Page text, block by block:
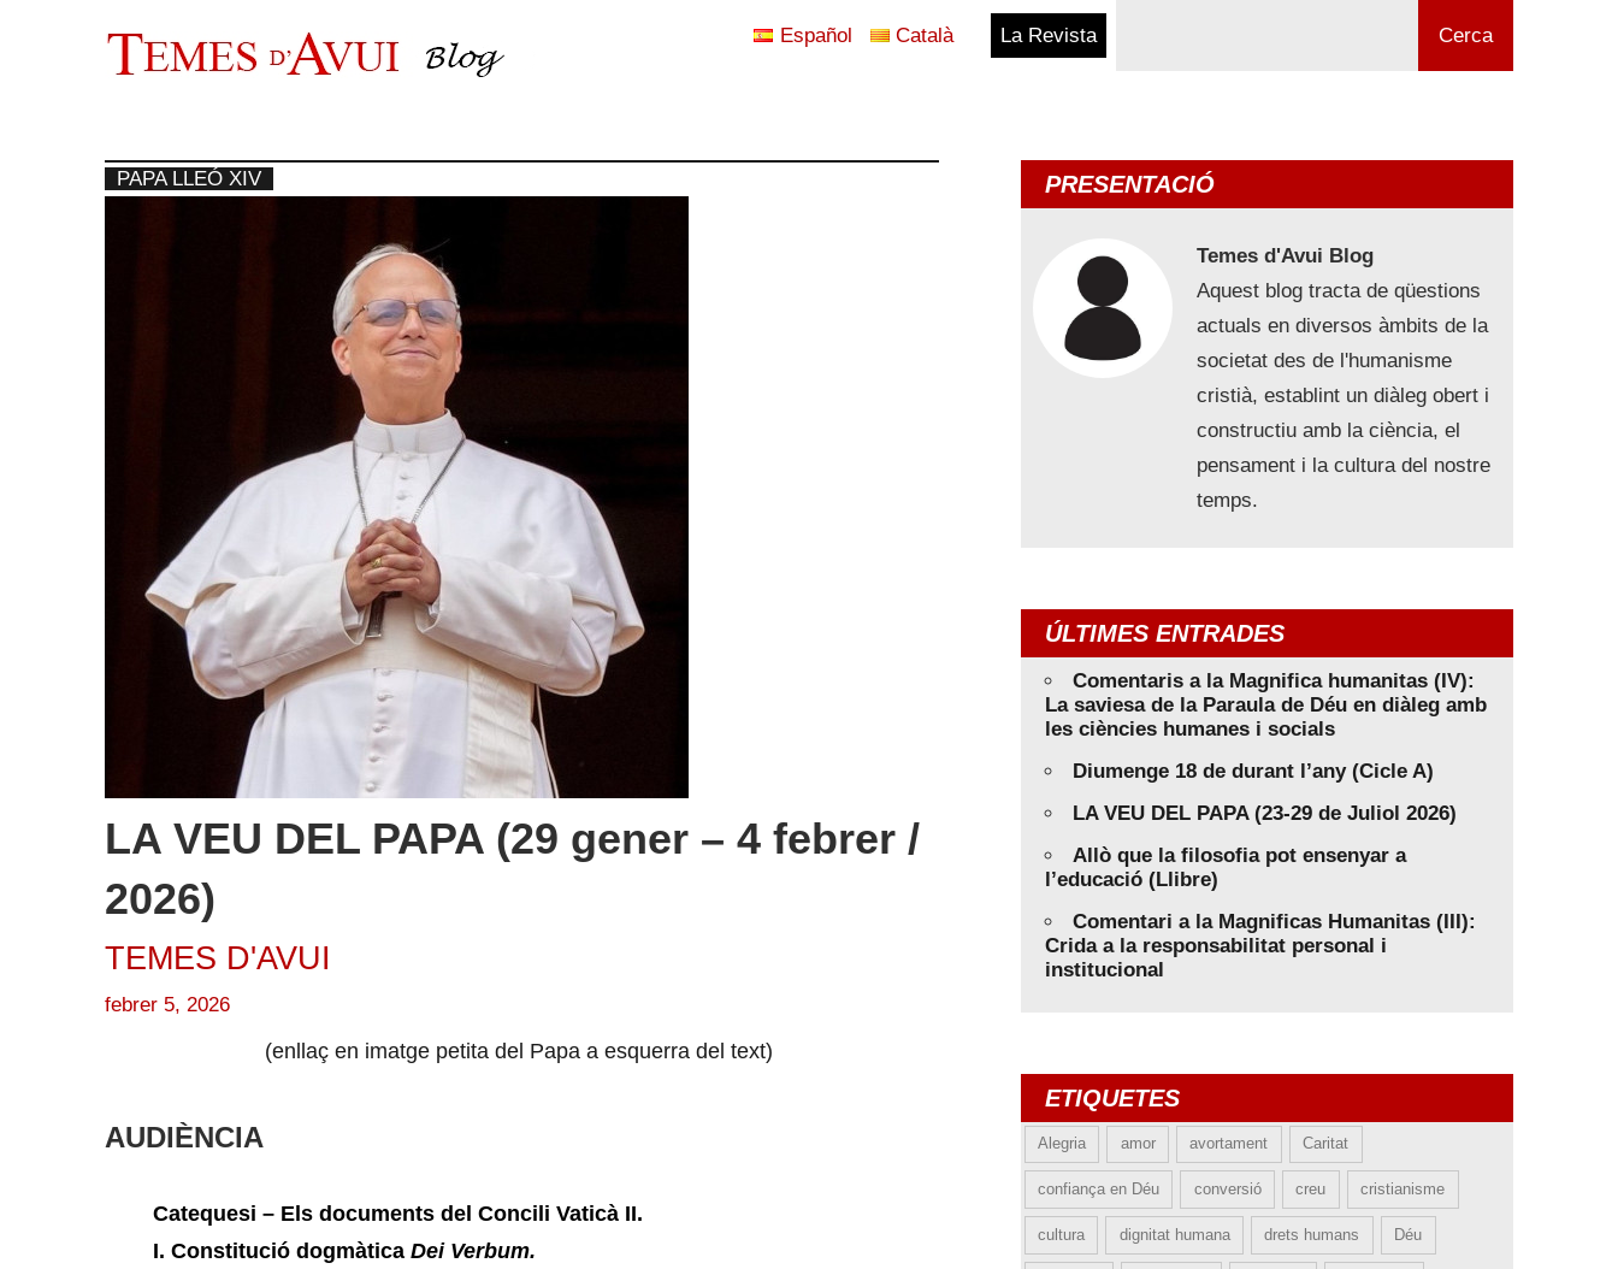
al
d'Avui
Cerca
Español Català La Revista
PAPA LLEÓ XIV
LA VEU DEL PAPA (29 gener – 4 febrer /
2026)
TEMES D'AVUI
febrer 5, 2026
(enllaç en imatge petita del Papa a esquerra del text)
AUDIÈNCIA
Catequesi – Els documents del Concili Vaticà II.
I. Constitució dogmàtica Dei Verbum.
PRESENTACIÓ
Temes d'Avui Blog
Aquest blog tracta de qüestions
actuals en diversos àmbits de la
societat des de l'humanisme
cristià, establint un diàleg obert i
constructiu amb la ciència, el
pensament i la cultura del nostre
temps.
ÚLTIMES ENTRADES
Comentaris a la Magnifica humanitas (IV):
La saviesa de la Paraula de Déu en diàleg amb
les ciències humanes i socials
Diumenge 18 de durant l’any (Cicle A)
LA VEU DEL PAPA (23-29 de Juliol 2026)
Allò que la filosofia pot ensenyar a
l’educació (Llibre)
Comentari a la Magnificas Humanitas (III):
Crida a la responsabilitat personal i
institucional
ETIQUETES
Alegria amor avortament Caritat
confiança en Déu conversió creu cristianisme
cultura dignitat humana drets humans Déu